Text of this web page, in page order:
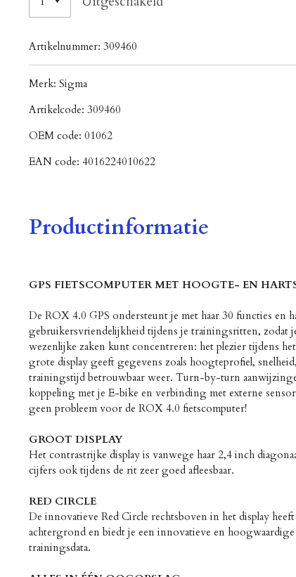
Artikelnummer: 309460
Merk: Sigma
Artikelcode: 309460
OEM code: 01062
EAN code: 4016224010622
Productinformatie
GPS FIETSCOMPUTER MET HOOGTE- EN
De ROX 4.0 GPS ondersteunt je met haar 30 functies en
gebruikersvriendelijkheid tijdens je trainingsritten, zodat
wezenlijke zaken kunt concentreren: het plezier tijdens
grote display geeft gegevens zoals hoogteprofiel,
trainingstijd betrouwbaar weer. Turn-by-turn
koppeling met je E-bike en verbinding met externe
geen probleem voor de ROX 4.0 fietscomputer!
GROOT DISPLAY
Het contrastrijke display is vanwege haar 2,4 inch
cijfers ook tijdens de rit zeer goed afleesbaar.
RED CIRCLE
De innovatieve Red Circle rechtsboven in het display
achtergrond en biedt je een innovatieve en
trainingsdata.